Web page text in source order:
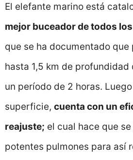
El elefante marino está
mejor buceador de todos
que se ha documentado
hasta 1,5 km de profundidad
un período de 2 horas.
superficie, cuenta con un
reajuste; el cual hace que
potentes pulmones para así